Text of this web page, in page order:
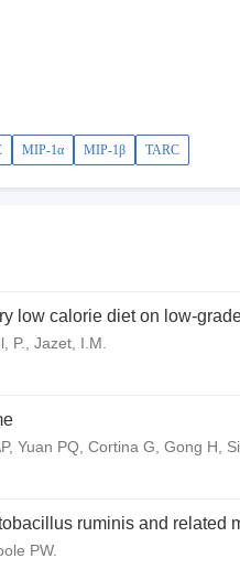
MIP-1α MIP-1β TARC
low calorie diet on low-
P., Jazet, I.M.
PQ, Cortina G, Gong H,
ruminis and related
PW.